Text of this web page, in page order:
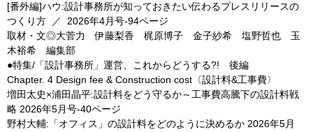
[番外編]ハウ:設計事務所が知っておきたい伝わるプレスリリースの
つくり方 ／ 2026年4月号-94ページ
取材・文◎大菅力 伊藤梨香 梶原博子 金子紗希 塩野哲也 玉
木裕希 編集部
●特集/「設計事務所」運営、これからどうする?! 後編
Chapter. 4 Design fee & Construction cost〈設計料&工事費〉
増田太史×浦田晶平:設計料をどう守るか～工事費高騰下の設計料戦
略 2026年5月号-40ページ
野村大輔:「オフィス」の設計料をどのように決めるか 2026年5月